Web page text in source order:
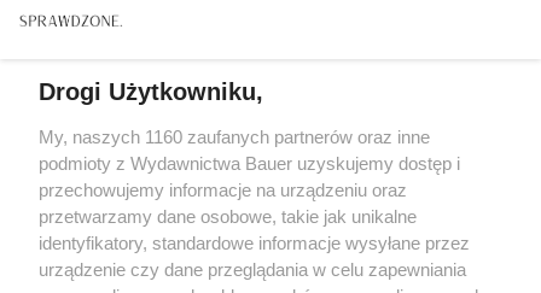
Drogi Użytkowniku,
My, naszych 1160 zaufanych partnerów oraz inne
podmioty z Wydawnictwa Bauer uzyskujemy dostęp i
przechowujemy informacje na urządzeniu oraz
przetwarzamy dane osobowe, takie jak unikalne
identyfikatory, standardowe informacje wysyłane przez
urządzenie czy dane przeglądania w celu zapewniania